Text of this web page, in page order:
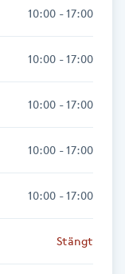
10:00 - 17:00
10:00 - 17:00
10:00 - 17:00
10:00 - 17:00
10:00 - 17:00
Stängt